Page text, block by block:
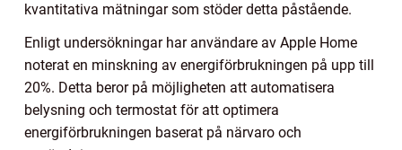
kvantitativa mätningar som stöder detta påstående.
Enligt undersökningar har användare av Apple Home
noterat en minskning av energiförbrukningen på upp till
20%. Detta beror på möjligheten att automatisera
belysning och termostat för att optimera
energiförbrukningen baserat på närvaro och